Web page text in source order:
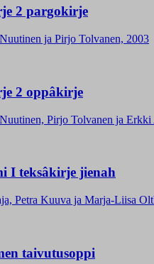
2 pargokirje
ja Pirjo Tolvanen, 2003
2 oppâkirje
Pirjo Tolvanen ja Erkki
I teksâkirje jienah
Petra Kuuva ja Marja-Liisa
taivutusoppi